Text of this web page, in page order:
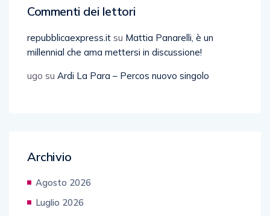
Commenti dei lettori
repubblicaexpress.it su Mattia Panarelli, è un
millennial che ama mettersi in discussione!
ugo su Ardi La Para – Percos nuovo singolo
Archivio
Agosto 2026
Luglio 2026